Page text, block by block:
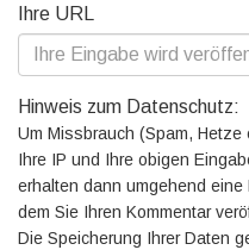
Ihre URL
Hinweis zum Datenschutz:
Um Missbrauch (Spam,
Ihre IP und Ihre obigen
erhalten dann umgehend eine
dem Sie Ihren Kommentar
Die Speicherung Ihrer Daten